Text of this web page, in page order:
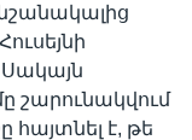
Սակայն
շարունակվում
հայտնել է, թե